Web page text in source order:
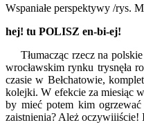
Wspaniałe perspektywy /rys.
hej! tu POLISZ en-bi-ej!
Tłumacząc rzecz na polskie
wrocławskim rynku trysnęła
czasie w Bełchatowie,
kolejki. W efekcie za miesiąc
by mieć potem kim
zaistnienia? Ależ oczywiiiście!